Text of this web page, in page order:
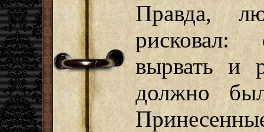
Правда,
рисковал:
вырвать и
должно